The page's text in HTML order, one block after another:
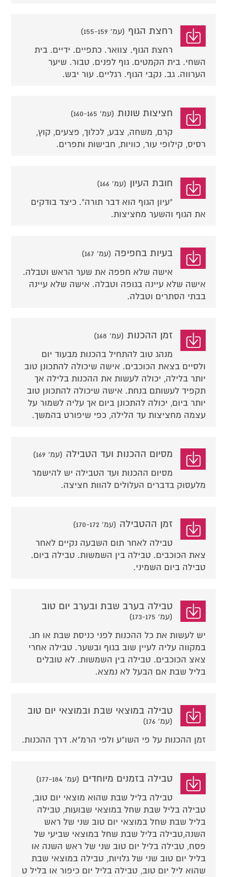
רחצת הגוף (עמ' 155-159)
רחצת הגוף. צוואר. כתפיים. ידיים. בית
השחי. בית הקמטים. גוף לפנים. טבור. שיער
הערווה. גב. נקבי הגוף. רגליים. עור יבש.
חציצות שונות (עמ' 160-165)
קרם, משחה, צבע, לכלוך, פצעים, קוץ,
רסיס, קילופי עור, כוויות, חבישות ותפרים.
חובת העיון (עמ' 166)
"עיון הגוף הוא דבר תורה". כיצד בודקים
את הגוף והשער מחציצות.
בעיות בחפיפה (עמ' 167)
אישה שלא חפפה את שער הראש וטבלה.
אישה שלא עיינה בגופה וטבלה. אישה שלא עיינה
בבתי הסתרים וטבלה.
זמן ההכנות (עמ' 168)
מנהג טוב להתחיל בהכנות מבעוד יום
ולסיים בצאת הכוכבים. אישה שיכולה להתכונן טוב
יותר בלילה, יכולה לעשות את ההכנות בלילה אך
תקפיד לעשותם בנחת. אישה שיכולה להתכונן טוב
יותר ביום, יכולה להתכונן ביום אך עליה לשמור על
עצמה מחציצות עד הלילה, כפי שיפורט בהמשך.
מסיום ההכנות ועד הטבילה (עמ' 169)
מסיום ההכנות ועד הטבילה יש להישמר
מלעסוק בדברים העלולים להוות חציצה.
זמן ההטבילה (עמ' 170-172)
טבילה לאחר תום השבעה נקיים לאחר
צאת הכוכבים. טבילה בין השמשות. טבילה ביום.
טבילה ביום השמיני.
טבילה בערב שבת ובערב יום טוב
(עמ' 173-175)
יש לעשות את כל ההכנות לפני כניסת שבת או חג.
במקווה עליה לעיין שוב בגוף ובשער. טבילה אחרי
צאצ הכוכבים. טבילה בין השמשות. לא טובלים
בליל שבת אם הבעל לא נמצא.
טבילה במוצאי שבת ובמוצאי יום טוב
(עמ' 176)
זמן ההכנות על פי השו"ע ולפי הרמ"א. דרך ההכנות.
טבילה בזמנים מיוחדים (עמ' 177-184)
טבילה בליל שבת שהוא מוצאי יום טוב,
טבילה בליל שבת שחל במוצאי שבועות, טבילה
בליל שבת שחל במוצאי יום טוב שני של ראש
השנה,טבילה בליל שבת שחל במוצאי שביעי של
פסח, טבילה בליל יום טוב שני של ראש השנה או
בליל יום טוב שני של גלויות, טבילה במוצאי שבת
שהוא ליל יום טוב, טבילה בליל יום כיפור או בליל ט